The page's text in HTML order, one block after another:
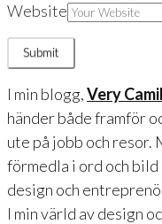
Website
I min blogg,Very
händer både framför
ute på jobb och resor.
förmedla i ord och bild
design och
I min värld av design